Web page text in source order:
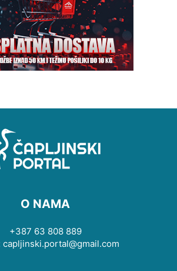
O NAMA
+387 63 808 889
capljinski.portal@gmail.com